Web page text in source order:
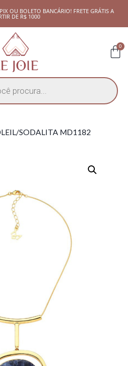
OU BOLETO BANCÁRIO! FRETE GRÁTIS A
DE R$ 1000
0
SODALITA MD1182